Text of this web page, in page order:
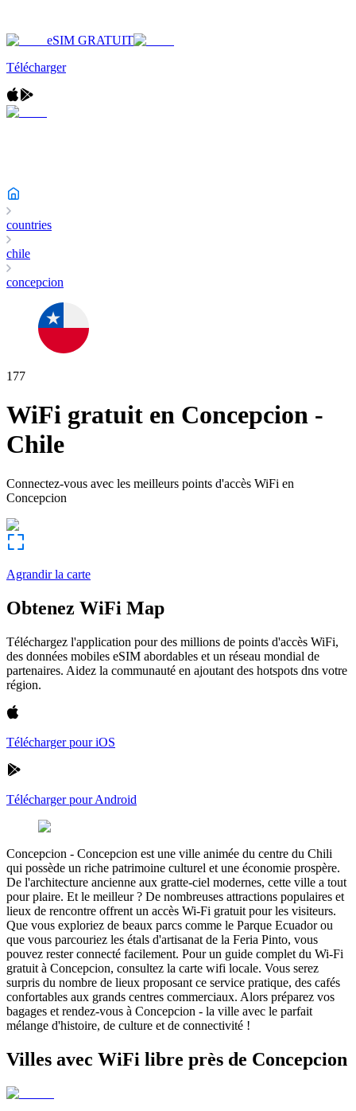
eSIM GRATUIT
Télécharger
countries
chile
concepcion
177
WiFi gratuit en Concepcion -
Chile
Connectez-vous avec les meilleurs points d'accès WiFi en
Concepcion
Agrandir la carte
Obtenez WiFi Map
Téléchargez l'application pour des millions de points d'accès WiFi,
des données mobiles eSIM abordables et un réseau mondial de
partenaires. Aidez la communauté en ajoutant des hotspots dns votre
région.
Télécharger pour iOS
Télécharger pour Android
Concepcion - Concepcion est une ville animée du centre du Chili
qui possède un riche patrimoine culturel et une économie prospère.
De l'architecture ancienne aux gratte-ciel modernes, cette ville a tout
pour plaire. Et le meilleur ? De nombreuses attractions populaires et
lieux de rencontre offrent un accès Wi-Fi gratuit pour les visiteurs.
Que vous exploriez de beaux parcs comme le Parque Ecuador ou
que vous parcouriez les étals d'artisanat de la Feria Pinto, vous
pouvez rester connecté facilement. Pour un guide complet du Wi-Fi
gratuit à Concepcion, consultez la carte wifi locale. Vous serez
surpris du nombre de lieux proposant ce service pratique, des cafés
confortables aux grands centres commerciaux. Alors préparez vos
bagages et rendez-vous à Concepcion - la ville avec le parfait
mélange d'histoire, de culture et de connectivité !
Villes avec WiFi libre près de Concepcion